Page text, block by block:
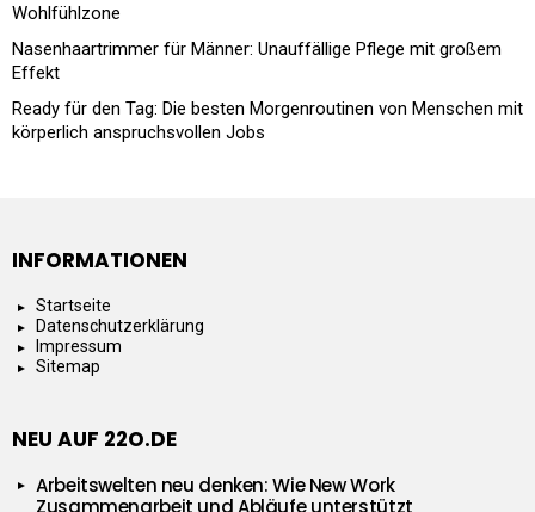
Wohlfühlzone
Nasenhaartrimmer für Männer: Unauffällige Pflege mit großem
Effekt
Ready für den Tag: Die besten Morgenroutinen von Menschen mit
körperlich anspruchsvollen Jobs
INFORMATIONEN
Startseite
Datenschutzerklärung
Impressum
Sitemap
NEU AUF 22O.DE
Arbeitswelten neu denken: Wie New Work
Zusammenarbeit und Abläufe unterstützt